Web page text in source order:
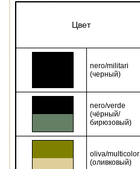
Цвет
nero/militari
(черный)
nero/verde
(чёрный/
бирюзовый)
oliva/multicolor
(оливковый)